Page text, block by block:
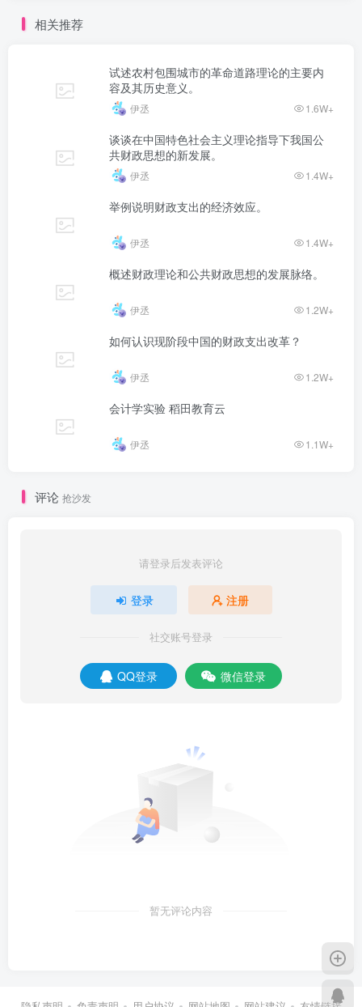
相关推荐
试述农村包围城市的革命道路理论的主要内
容及其历史意义。
伊丞 1.6W+
谈谈在中国特色社会主义理论指导下我国公
共财政思想的新发展。
伊丞 1.4W+
举例说明财政支出的经济效应。
伊丞 1.4W+
概述财政理论和公共财政思想的发展脉络。
伊丞 1.2W+
如何认识现阶段中国的财政支出改革？
伊丞 1.2W+
会计学实验 稻田教育云
伊丞 1.1W+
评论 抢沙发
请登录后发表评论
登录 注册
社交账号登录
QQ登录 微信登录
暂无评论内容